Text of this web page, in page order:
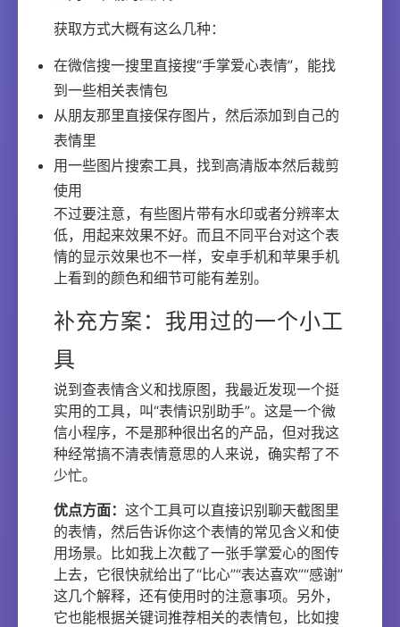
获取方式大概有这么几种：
在微信搜一搜里直接搜“手掌爱心表情”，能找
到一些相关表情包
从朋友那里直接保存图片，然后添加到自己的
表情里
用一些图片搜索工具，找到高清版本然后裁剪
使用
不过要注意，有些图片带有水印或者分辨率太
低，用起来效果不好。而且不同平台对这个表
情的显示效果也不一样，安卓手机和苹果手机
上看到的颜色和细节可能有差别。
补充方案：我用过的一个小工
具
说到查表情含义和找原图，我最近发现一个挺
实用的工具，叫“表情识别助手”。这是一个微
信小程序，不是那种很出名的产品，但对我这
种经常搞不清表情意思的人来说，确实帮了不
少忙。
优点方面： 这个工具可以直接识别聊天截图里
的表情，然后告诉你这个表情的常见含义和使
用场景。比如我上次截了一张手掌爱心的图传
上去，它很快就给出了“比心”“表达喜欢”“感谢”
这几个解释，还有使用时的注意事项。另外，
它也能根据关键词推荐相关的表情包，比如搜